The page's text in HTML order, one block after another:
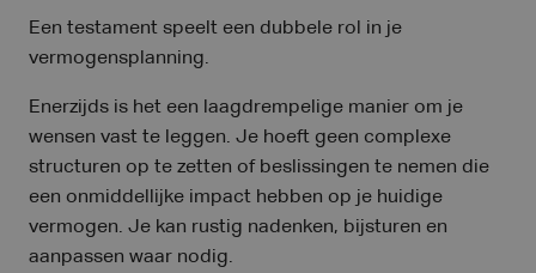
Een testament speelt een dubbele rol in je
vermogensplanning.
Enerzijds is het een laagdrempelige manier om je
wensen vast te leggen. Je hoeft geen complexe
structuren op te zetten of beslissingen te nemen die
een onmiddellijke impact hebben op je huidige
vermogen. Je kan rustig nadenken, bijsturen en
aanpassen waar nodig.